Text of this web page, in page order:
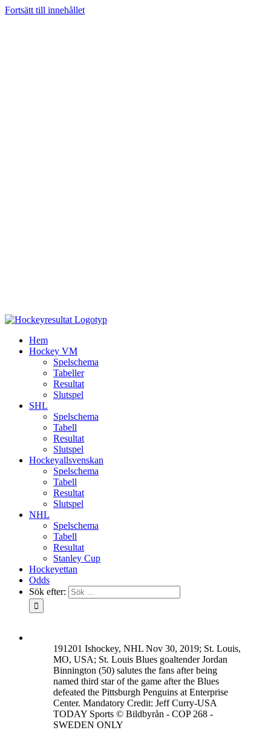
Fortsätt till innehållet
Hem
Hockey VM
Spelschema
Tabeller
Resultat
Slutspel
SHL
Spelschema
Tabell
Resultat
Slutspel
Hockeyallsvenskan
Spelschema
Tabell
Resultat
Slutspel
NHL
Spelschema
Tabell
Resultat
Stanley Cup
Hockeyettan
Odds
Sök efter:
191201 Ishockey, NHL Nov 30, 2019; St. Louis,
MO, USA; St. Louis Blues goaltender Jordan
Binnington (50) salutes the fans after being
named third star of the game after the Blues
defeated the Pittsburgh Penguins at Enterprise
Center. Mandatory Credit: Jeff Curry-USA
TODAY Sports © Bildbyrån - COP 268 -
SWEDEN ONLY